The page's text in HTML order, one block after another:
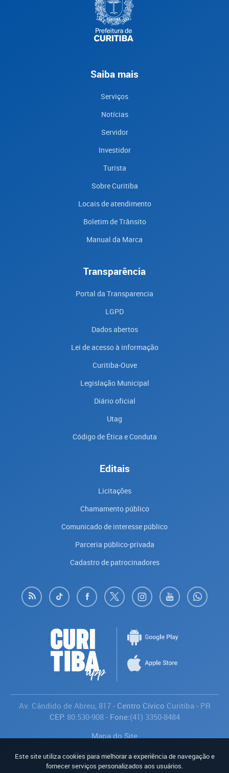
Saiba mais
Serviços
Notícias
Servidor
Investidor
Turista
Sobre Curitiba
Locais de atendimento
Boletim de Trânsito
Manual da Marca
Transparência
Portal da Transparencia
LGPD
Dados abertos
Lei de acesso à informação
Curitiba-Ouve
Legislação Municipal
Diário oficial
Utag
Código de Ética e Conduta
Editais
Licitações
Chamamento público
Comunicado de interesse público
Parceria público-privada
Cadastro de patrocinadores
Av. Cândido de Abreu, 817- Centro Cívico Curitiba - PR
CEP: 80.530-908- Fone:(41) 3350-8484
Mapa do Site
Política de Privacidade
Avaliar
Este site utiliza cookies para melhorar a experiência de navegação e
fornecer serviços personalizados aos usuários.